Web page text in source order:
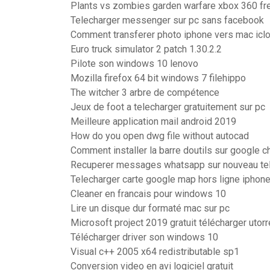
Plants vs zombies garden warfare xbox 360
Telecharger messenger sur pc sans facebook
Comment transferer photo iphone vers mac
Euro truck simulator 2 patch 1.30.2.2
Pilote son windows 10 lenovo
Mozilla firefox 64 bit windows 7 filehippo
The witcher 3 arbre de compétence
Jeux de foot a telecharger gratuitement sur pc
Meilleure application mail android 2019
How do you open dwg file without autocad
Comment installer la barre doutils sur google
Recuperer messages whatsapp sur nouveau
Telecharger carte google map hors ligne iphone
Cleaner en francais pour windows 10
Lire un disque dur formaté mac sur pc
Microsoft project 2019 gratuit télécharger
Télécharger driver son windows 10
Visual c++ 2005 x64 redistributable sp1
Conversion video en avi logiciel gratuit